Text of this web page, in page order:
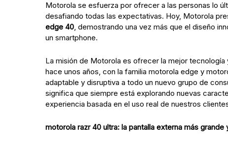
Motorola se esfuerza por ofrecer a las personas lo
desafiando todas las expectativas. Hoy, Motorola
edge 40, demostrando una vez más que el diseño
un smartphone.
La misión de Motorola es ofrecer la mejor
hace unos años, con la familia motorola edge y
adaptable y disruptiva a todo un nuevo grupo de
significa que siempre está explorando nuevas
experiencia basada en el uso real de nuestros
motorola razr 40 ultra: la pantalla externa más grande